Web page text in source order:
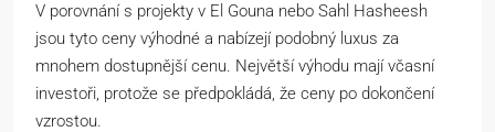
V porovnání s projekty v El Gouna nebo Sahl Hasheesh
jsou tyto ceny výhodné a nabízejí podobný luxus za
mnohem dostupnější cenu. Největší výhodu mají včasní
investoři, protože se předpokládá, že ceny po dokončení
vzrostou.